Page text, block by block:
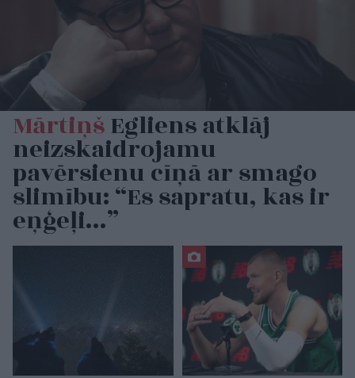
MārtiņšEgliens atklāj
neizskaidrojamu
pavērsienu cīņā ar smago
slimību: “Es sapratu, kas ir
eņģeļi…”